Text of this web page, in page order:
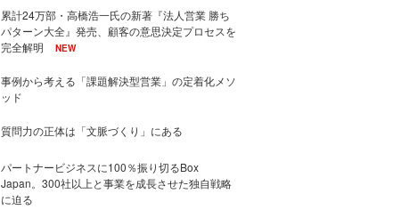
累計24万部・高橋浩一氏の新著『法人営業 勝ち
パターン大全』発売、顧客の意思決定プロセスを
完全解明
NEW
事例から考える「課題解決型営業」の定着化メソ
ッド
質問力の正体は「文脈づくり」にある
パートナービジネスに100％振り切るBox
Japan。300社以上と事業を成長させた独自戦略
に迫る